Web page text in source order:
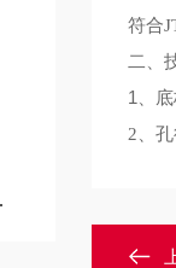
符合
二、
1、
2、